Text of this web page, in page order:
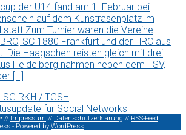
der U14 fand am 1. Februar bei
auf dem Kunstrasenplatz im
Turnier waren die Vereine
SC 1880 Frankfurt und der HRC aus
Die Haagschen reisten gleich mit drei
Heidelberg nahmen neben dem TSV,
[…]
RKH / TGSH
für Social Networks
r// Impressum // Datenschutzerklärung // RSS-Feed
- Powered by WordPress